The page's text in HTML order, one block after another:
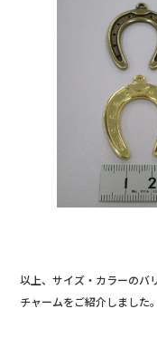
以上、サイズ・カラーのバ
チャームをご紹介しました。